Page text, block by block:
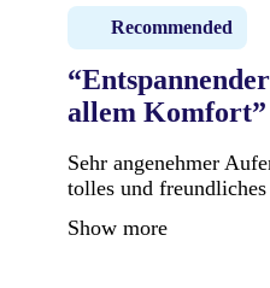
Recommended
allem Komfort”
Sehr angenehmer
tolles und freundliches
Show more